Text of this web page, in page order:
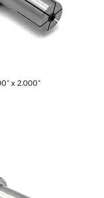
x 2.000"